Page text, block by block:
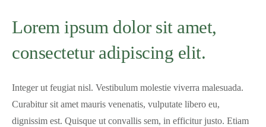
Lorem ipsum dolor sit amet,
consectetur adipiscing elit.
Integer ut feugiat nisl. Vestibulum molestie viverra malesuada.
Curabitur sit amet mauris venenatis, vulputate libero eu,
dignissim est. Quisque ut convallis sem, in efficitur justo. Etiam